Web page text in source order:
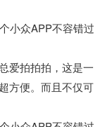
爱拍拍拍，这是一
方便。而且不仅可